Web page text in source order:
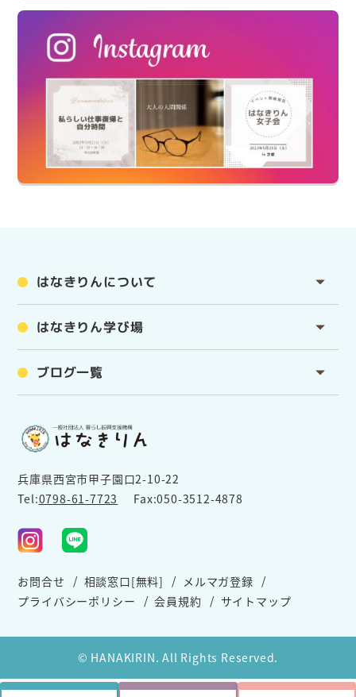
はなきりんについて
はなきりん学び場
ブログ一覧
兵庫県西宮市甲子園口2-10-22
Tel:0798-61-7723 Fax:050-3512-4878
お問合せ 相談窓口[無料]
メルマガ登録
プライバシーポリシー
会員規約 サイトマップ
© HANAKIRIN. All Rights Reserved.